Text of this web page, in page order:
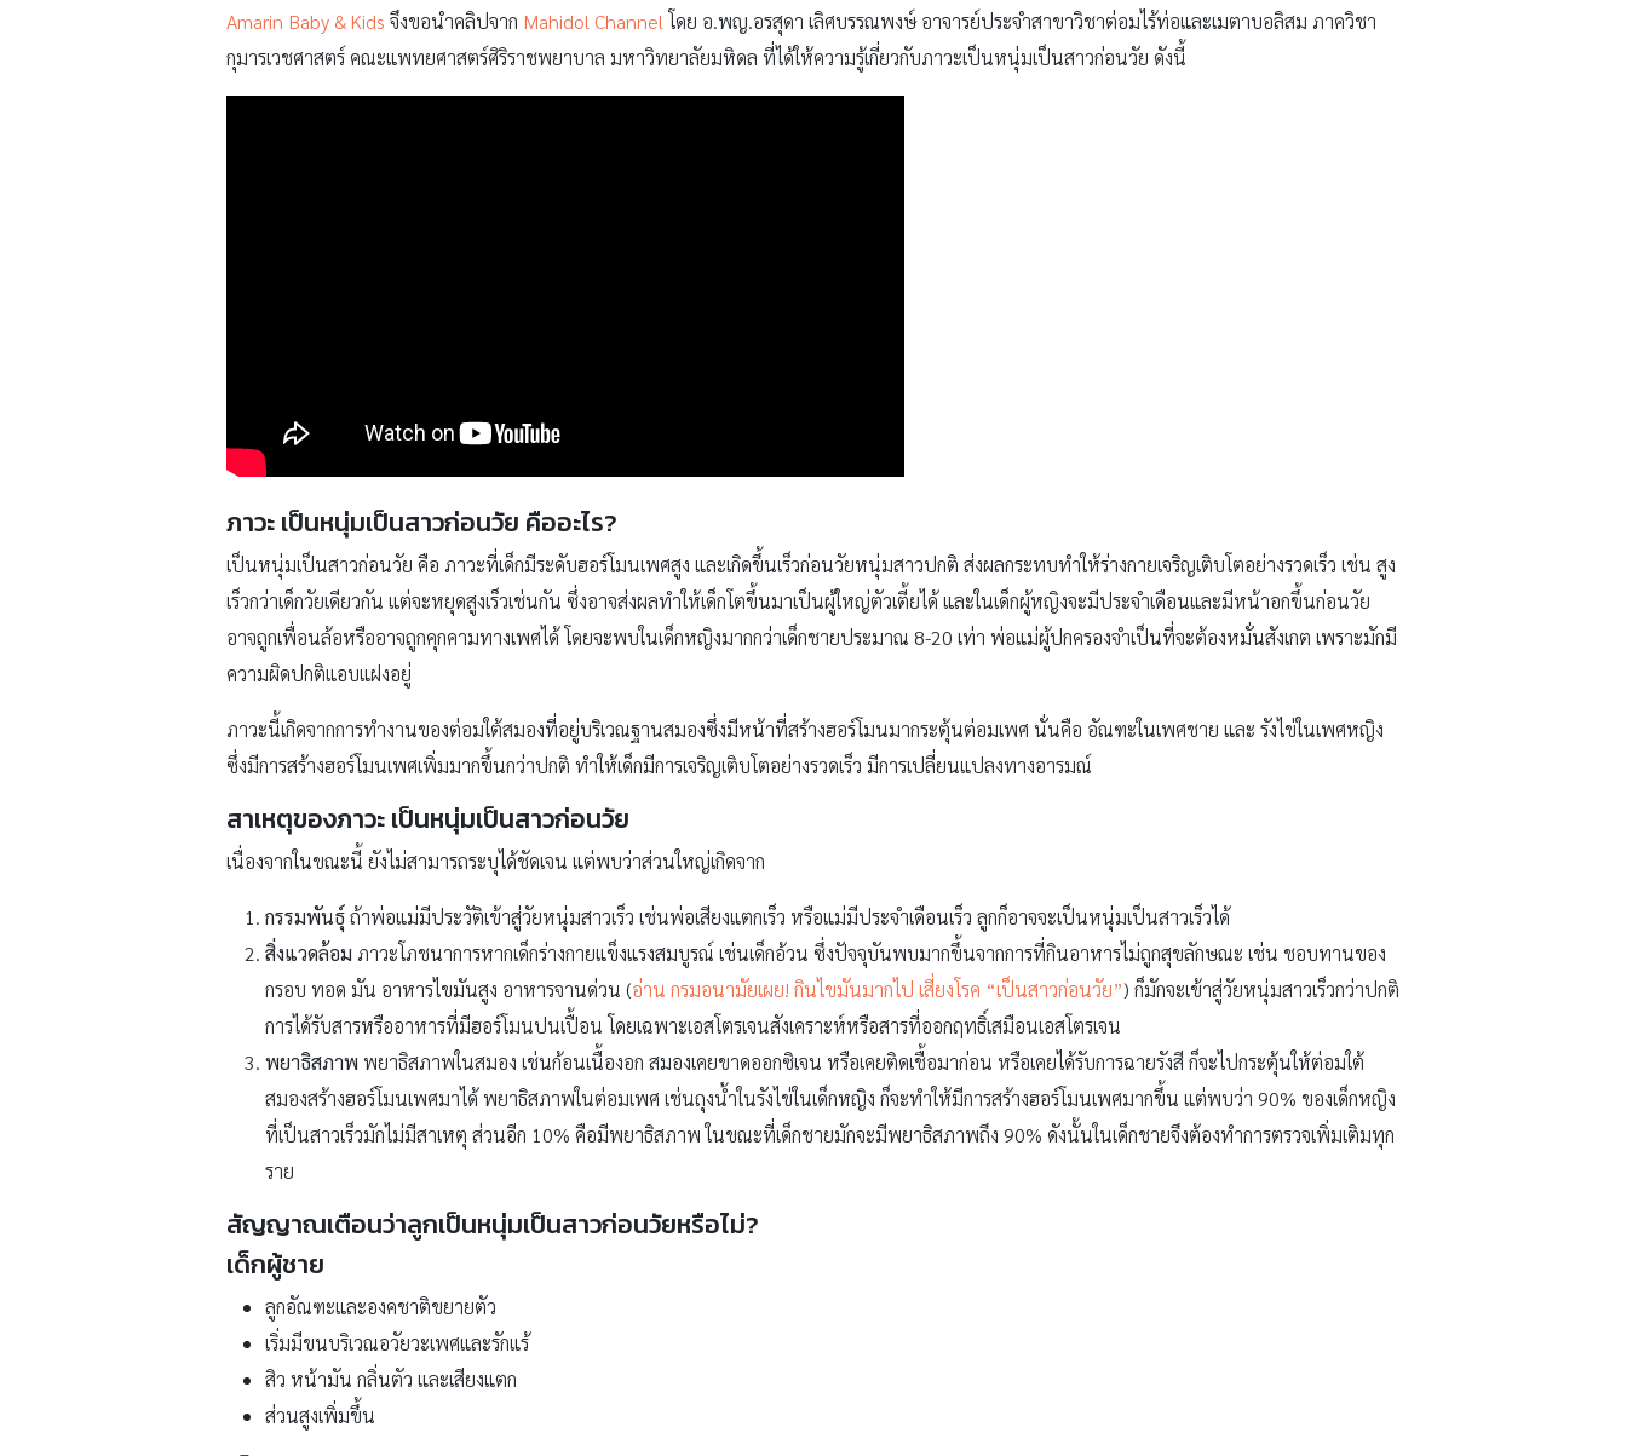
Amarin Baby & Kids จึงขอนำคลิปจาก Mahidol Channel โดย อ.พญ.อรสุดา เลิศบรรณพงษ์ อาจารย์ประจำสาขาวิชาต่อมไร้ท่อและเมตาบอลิสม ภาควิชา
กุมารเวชศาสตร์ คณะแพทยศาสตร์ศิริราชพยาบาล มหาวิทยาลัยมหิดล ที่ได้ให้ความรู้เกี่ยวกับภาวะเป็นหนุ่มเป็นสาวก่อนวัย ดังนี้
ภาวะ เป็นหนุ่มเป็นสาวก่อนวัย คืออะไร?
เป็นหนุ่มเป็นสาวก่อนวัย คือ ภาวะที่เด็กมีระดับฮอร์โมนเพศสูง และเกิดขึ้นเร็วก่อนวัยหนุ่มสาวปกติ ส่งผลกระทบทำให้ร่างกายเจริญเติบโตอย่างรวดเร็ว เช่น สูง
เร็วกว่าเด็กวัยเดียวกัน แต่จะหยุดสูงเร็วเช่นกัน ซึ่งอาจส่งผลทำให้เด็กโตขึ้นมาเป็นผู้ใหญ่ตัวเตี้ยได้ และในเด็กผู้หญิงจะมีประจำเดือนและมีหน้าอกขึ้นก่อนวัย
อาจถูกเพื่อนล้อหรืออาจถูกคุกคามทางเพศได้ โดยจะพบในเด็กหญิงมากกว่าเด็กชายประมาณ 8-20 เท่า พ่อแม่ผู้ปกครองจำเป็นที่จะต้องหมั่นสังเกต เพราะมักมี
ความผิดปกติแอบแฝงอยู่
ภาวะนี้เกิดจากการทำงานของต่อมใต้สมองที่อยู่บริเวณฐานสมองซึ่งมีหน้าที่สร้างฮอร์โมนมากระตุ้นต่อมเพศ นั่นคือ อัณฑะในเพศชาย และ รังไข่ในเพศหญิง
ซึ่งมีการสร้างฮอร์โมนเพศเพิ่มมากขึ้นกว่าปกติ ทำให้เด็กมีการเจริญเติบโตอย่างรวดเร็ว มีการเปลี่ยนแปลงทางอารมณ์
สาเหตุของภาวะ เป็นหนุ่มเป็นสาวก่อนวัย
เนื่องจากในขณะนี้ ยังไม่สามารถระบุได้ชัดเจน แต่พบว่าส่วนใหญ่เกิดจาก
กรรมพันธุ์ถ้าพ่อแม่มีประวัติเข้าสู่วัยหนุ่มสาวเร็ว เช่นพ่อเสียงแตกเร็ว หรือแม่มีประจำเดือนเร็ว ลูกก็อาจจะเป็นหนุ่มเป็นสาวเร็วได้
สิ่งแวดล้อม ภาวะโภชนาการหากเด็กร่างกายแข็งแรงสมบูรณ์ เช่นเด็กอ้วน ซึ่งปัจจุบันพบมากขึ้นจากการที่กินอาหารไม่ถูกสุขลักษณะ เช่น ชอบทานของ
กรอบ ทอด มัน อาหารไขมันสูง อาหารจานด่วน (อ่าน กรมอนามัยเผย! กินไขมันมากไป เสี่ยงโรค “เป็นสาวก่อนวัย”) ก็มักจะเข้าสู่วัยหนุ่มสาวเร็วกว่าปกติ
การได้รับสารหรืออาหารที่มีฮอร์โมนปนเปื้อน โดยเฉพาะเอสโตรเจนสังเคราะห์หรือสารที่ออกฤทธิ์เสมือนเอสโตรเจน
พยาธิสภาพ พยาธิสภาพในสมอง เช่นก้อนเนื้องอก สมองเคยขาดออกซิเจน หรือเคยติดเชื้อมาก่อน หรือเคยได้รับการฉายรังสี ก็จะไปกระตุ้นให้ต่อมใต้
สมองสร้างฮอร์โมนเพศมาได้ พยาธิสภาพในต่อมเพศ เช่นถุงน้ำในรังไข่ในเด็กหญิง ก็จะทำให้มีการสร้างฮอร์โมนเพศมากขึ้น แต่พบว่า 90% ของเด็กหญิง
ที่เป็นสาวเร็วมักไม่มีสาเหตุ ส่วนอีก 10% คือมีพยาธิสภาพ ในขณะที่เด็กชายมักจะมีพยาธิสภาพถึง 90% ดังนั้นในเด็กชายจึงต้องทำการตรวจเพิ่มเติมทุก
ราย
สัญญาณเตือนว่าลูกเป็นหนุ่มเป็นสาวก่อนวัยหรือไม่?
เด็กผู้ชาย
ลูกอัณฑะและองคชาติขยายตัว
เริ่มมีขนบริเวณอวัยวะเพศและรักแร้
สิว หน้ามัน กลิ่นตัว และเสียงแตก
ส่วนสูงเพิ่มขึ้น